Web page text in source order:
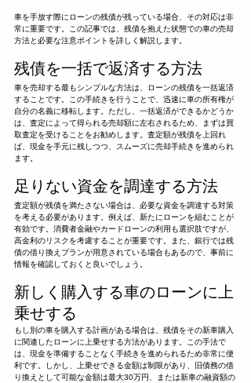
車を手放す際にローンの残債が残っている場合、その対応は非
常に重要です。この記事では、残債を抱えた状態での車の売却
方法と必要な注意ポイントを詳しく解説します。
残債を一括で返済する方法
車を売却する最もシンプルな方法は、ローンの残債を一括返済
することです。この手続きを行うことで、迅速に車の所有権が
自分の名義に移転します。ただし、一括返済ができるかどうか
は、査定によって得られる売却額に左右されるため、まずは買
取査定を受けることをお勧めします。査定額が残債を上回れ
ば、現金を手元に残しつつ、スムーズに売却手続きを進められ
ます。
足りない資金を調達する方法
査定額が残債を満たさない場合は、必要な資金を調達する対策
を考える必要があります。例えば、新たにローンを組むことが
有効です。消費者金融やカードローンの利用も選択肢ですが、
高金利のリスクを考慮することが重要です。また、銀行では残
債の借り換えプランが用意されている場合もあるので、事前に
情報を確認しておくと良いでしょう。
新しく購入する車のローンに上
乗せする
もし別の車を購入する計画がある場合は、残債をその新車購入
に関連したローンに上乗せする方法があります。この手法で
は、現金を準備することなく手続きを進められるため非常に便
利です。しかし、上乗せできる金額は制限があり、旧債務の借
り換えとして可能な金額は最大30万円、または新車の融資額の